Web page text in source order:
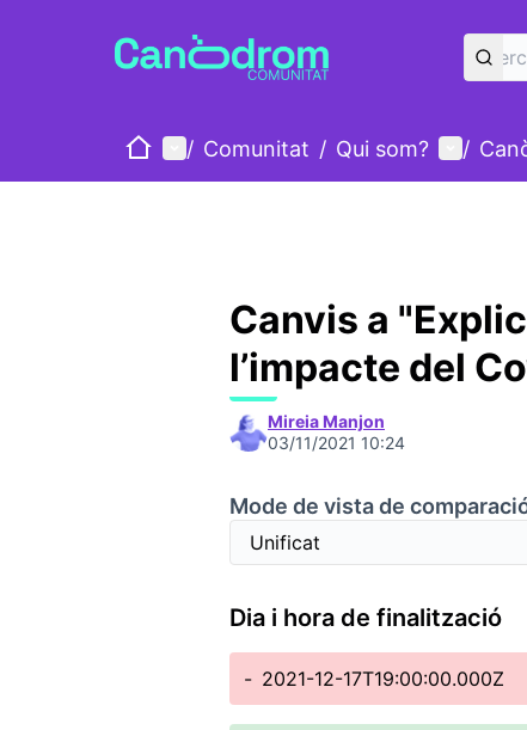
IniciMenú principal
/ Comunitat / Qui som? Menú
/
Canvis a
l’impacte del
Mireia Manjon
03/11/2021 10:24
Mode de vista de
Dia i hora de finalització
- 2021-12-17T19:00:00.000Z